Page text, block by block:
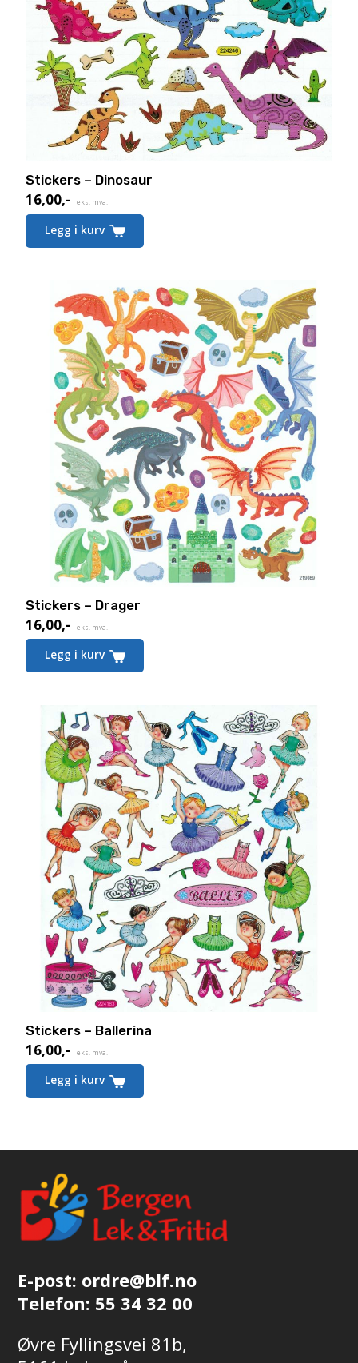
Stickers – Dinosaur
16,00,- eks. mva.
Legg i kurv
Stickers – Drager
16,00,- eks. mva.
Legg i kurv
Stickers – Ballerina
16,00,- eks. mva.
Legg i kurv
E-post: ordre@blf.no
Telefon: 55 34 32 00
Øvre Fyllingsvei 81b,